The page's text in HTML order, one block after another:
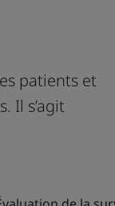
patients et
Il s’agit